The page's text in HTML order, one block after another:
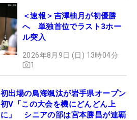
＜速報＞吉澤柚月が初優勝
へ 単独首位でラスト3ホー
ル突入
2026年8月9日 (日) 13時04分
1
初出場の鳥海颯汰が岩手県オープン
初V「この大会を機にどんどん上
に」 シニアの部は宮本勝昌が連覇